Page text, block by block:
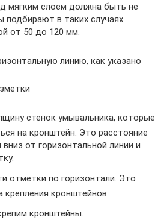
мягким слоем должна быть не
в таких случаях
от 50 до 120 мм.
линию, как указано
стенок умывальника, которые
на кронштейн. Это расстояние
от горизонтальной линии и
отметки по горизонтали. Это
кронштейнов.
кронштейны.